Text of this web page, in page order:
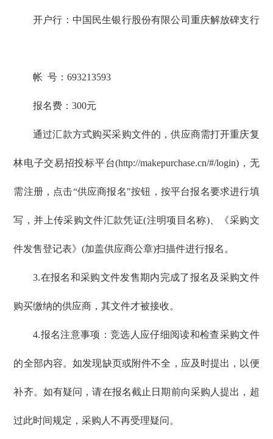
开户行：中国民生银行股份有限公司重庆解放碑支行
帐 号：693213593
报名费：300元
通过汇款方式购买采购文件的，供应商需打开重庆复
林电子交易招投标平台(http://makepurchase.cn/#/login)，无
需注册，点击“供应商报名"按钮，按平台报名要求进行填
写，并上传采购文件汇款凭证(注明项目名称)、《采购文
件发售登记表》(加盖供应商公章)扫描件进行报名。
3.在报名和采购文件发售期内完成了报名及采购文件
购买缴纳的供应商，其文件才被接收。
4.报名注意事项：竞选人应仔细阅读和检查采购文件
的全部内容。如发现缺页或附件不全，应及时提出，以便
补齐。如有疑问，请在报名截止日期前向采购人提出，超
过此时间规定，采购人不再受理疑问。